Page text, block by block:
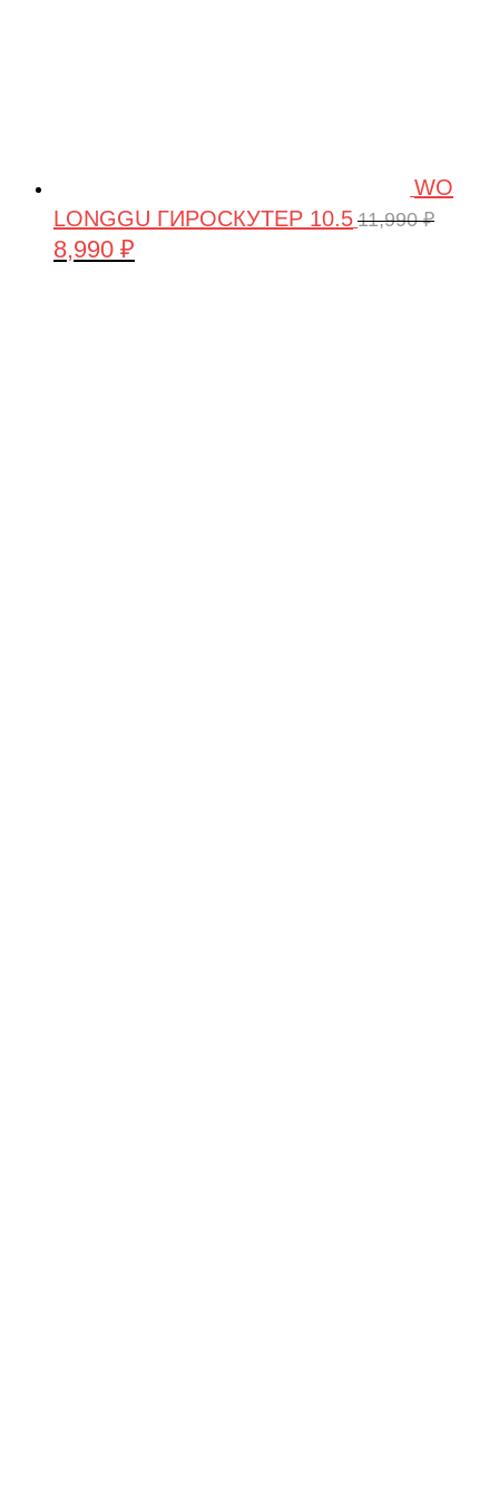
WO
LONGGU ГИРОСКУТЕР 10.5 11,990₽
Первоначальная
8,990 ₽